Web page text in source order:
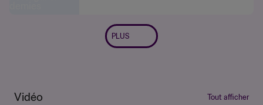
PLUS
Vidéo Tout afficher